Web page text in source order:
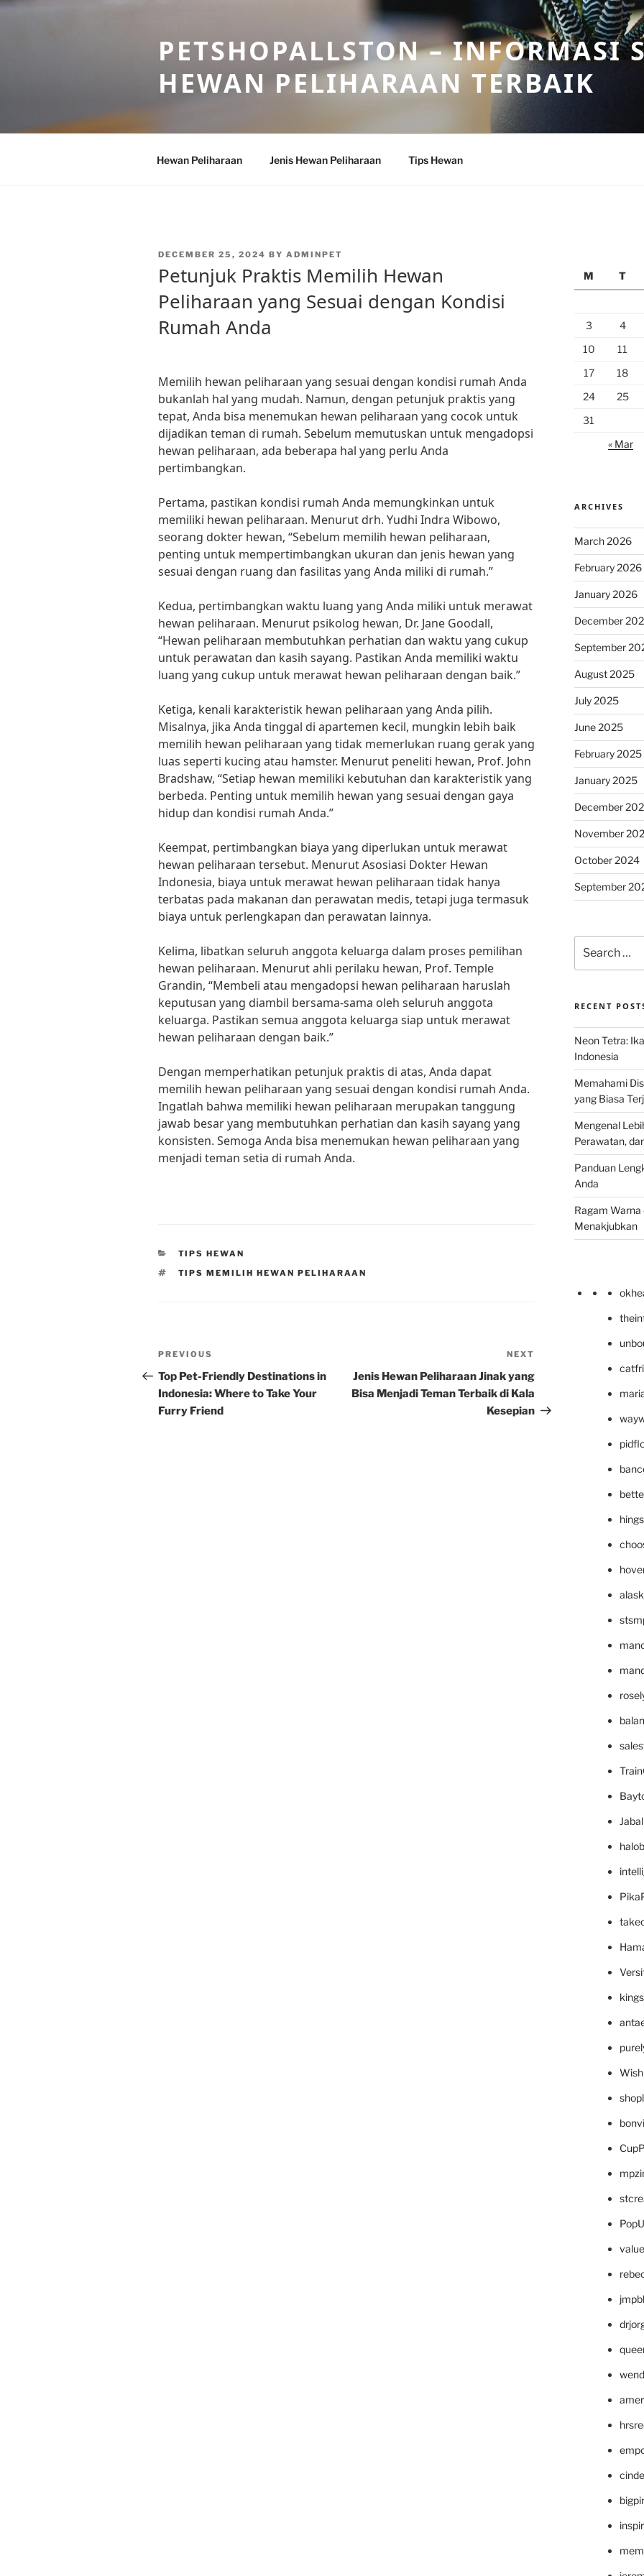
Skip
PETSHOPALLSTON – INFORMASI
HEWAN PELIHARAAN TERBAIK
Hewan Peliharaan Jenis Hewan Peliharaan Tips Hewan
POSTED
DECEMBER 25, 2024 BY ADMINPET
Petunjuk Praktis Memilih Hewan
Peliharaan yang Sesuai dengan Kondisi
Rumah Anda
Memilih hewan peliharaan yang sesuai dengan kondisi rumah Anda
bukanlah hal yang mudah. Namun, dengan petunjuk praktis yang
tepat, Anda bisa menemukan hewan peliharaan yang cocok untuk
dijadikan teman di rumah. Sebelum memutuskan untuk mengadopsi
hewan peliharaan, ada beberapa hal yang perlu Anda
pertimbangkan.
Pertama, pastikan kondisi rumah Anda memungkinkan untuk
memiliki hewan peliharaan. Menurut drh. Yudhi Indra Wibowo,
seorang dokter hewan, “Sebelum memilih hewan peliharaan,
penting untuk mempertimbangkan ukuran dan jenis hewan yang
sesuai dengan ruang dan fasilitas yang Anda miliki di rumah.”
Kedua, pertimbangkan waktu luang yang Anda miliki untuk merawat
hewan peliharaan. Menurut psikolog hewan, Dr. Jane Goodall,
“Hewan peliharaan membutuhkan perhatian dan waktu yang cukup
untuk perawatan dan kasih sayang. Pastikan Anda memiliki waktu
luang yang cukup untuk merawat hewan peliharaan dengan baik.”
Ketiga, kenali karakteristik hewan peliharaan yang Anda pilih.
Misalnya, jika Anda tinggal di apartemen kecil, mungkin lebih baik
memilih hewan peliharaan yang tidak memerlukan ruang gerak yang
luas seperti kucing atau hamster. Menurut peneliti hewan, Prof. John
Bradshaw, “Setiap hewan memiliki kebutuhan dan karakteristik yang
berbeda. Penting untuk memilih hewan yang sesuai dengan gaya
hidup dan kondisi rumah Anda.”
Keempat, pertimbangkan biaya yang diperlukan untuk merawat
hewan peliharaan tersebut. Menurut Asosiasi Dokter Hewan
Indonesia, biaya untuk merawat hewan peliharaan tidak hanya
terbatas pada makanan dan perawatan medis, tetapi juga termasuk
biaya untuk perlengkapan dan perawatan lainnya.
Kelima, libatkan seluruh anggota keluarga dalam proses pemilihan
hewan peliharaan. Menurut ahli perilaku hewan, Prof. Temple
Grandin, “Membeli atau mengadopsi hewan peliharaan haruslah
keputusan yang diambil bersama-sama oleh seluruh anggota
keluarga. Pastikan semua anggota keluarga siap untuk merawat
hewan peliharaan dengan baik.”
Dengan memperhatikan petunjuk praktis di atas, Anda dapat
memilih hewan peliharaan yang sesuai dengan kondisi rumah Anda.
Ingatlah bahwa memiliki hewan peliharaan merupakan tanggung
jawab besar yang membutuhkan perhatian dan kasih sayang yang
konsisten. Semoga Anda bisa menemukan hewan peliharaan yang
menjadi teman setia di rumah Anda.
CATEGORIES
TIPS HEWAN
TAGS
TIPS MEMILIH HEWAN PELIHARAAN
Post
navigation
Previous
Post
PREVIOUS
Top Pet-Friendly Destinations in
Indonesia: Where to Take Your
Furry Friend
Post
NEXT
Jenis Hewan Peliharaan Jinak yang
Bisa Menjadi Teman Terbaik di Kala
Kesepian
M
T
3
4
10
11
17
18
24
25
31
« Mar
ARCHIVES
March 2026
February 2026
January 2026
December
September
August 2025
July 2025
June 2025
February 2025
January 2025
December
November
October 2024
September
for:
RECENT
Neon Tetra:
Indonesia
Memahami
yang Biasa
Mengenal
Perawatan,
Panduan
Anda
Ragam
Menakjubkan